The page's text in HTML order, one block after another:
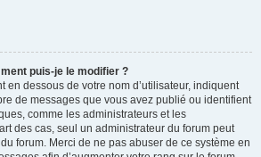
puis-je le modifier ?
en dessous de votre nom d’utilisateur, indiquent
de messages que vous avez publié ou identifient
comme les administrateurs et les
des cas, seul un administrateur du forum peut
forum. Merci de ne pas abuser de ce système en